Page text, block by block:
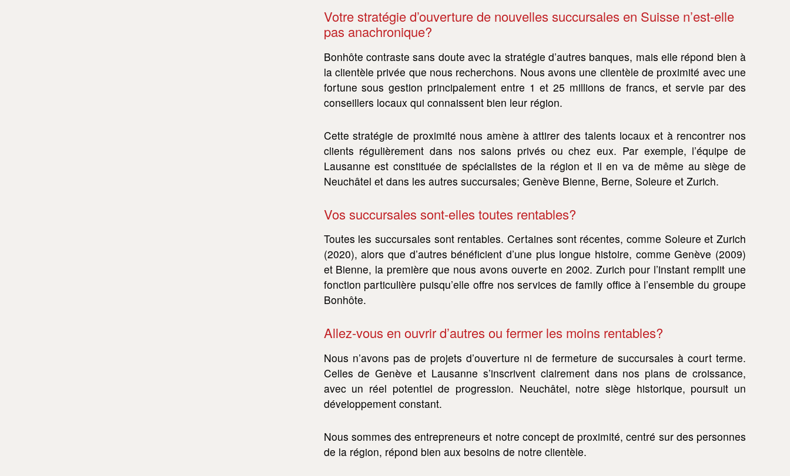
Votre stratégie d’ouverture de nouvelles succursales en Suisse n’est-elle
pas anachronique?
Bonhôte contraste sans doute avec la stratégie d’autres banques, mais elle répond bien à
la clientèle privée que nous recherchons. Nous avons une clientèle de proximité avec une
fortune sous gestion principalement entre 1 et 25 millions de francs, et servie par des
conseillers locaux qui connaissent bien leur région.
Cette stratégie de proximité nous amène à attirer des talents locaux et à rencontrer nos
clients régulièrement dans nos salons privés ou chez eux. Par exemple, l’équipe de
Lausanne est constituée de spécialistes de la région et il en va de même au siège de
Neuchâtel et dans les autres succursales; Genève Bienne, Berne, Soleure et Zurich.
Vos succursales sont-elles toutes rentables?
Toutes les succursales sont rentables. Certaines sont récentes, comme Soleure et Zurich
(2020), alors que d’autres bénéficient d’une plus longue histoire, comme Genève (2009)
et Bienne, la première que nous avons ouverte en 2002. Zurich pour l’instant remplit une
fonction particulière puisqu’elle offre nos services de family office à l’ensemble du groupe
Bonhôte.
Allez-vous en ouvrir d’autres ou fermer les moins rentables?
Nous n’avons pas de projets d’ouverture ni de fermeture de succursales à court terme.
Celles de Genève et Lausanne s’inscrivent clairement dans nos plans de croissance,
avec un réel potentiel de progression. Neuchâtel, notre siège historique, poursuit un
développement constant.
Nous sommes des entrepreneurs et notre concept de proximité, centré sur des personnes
de la région, répond bien aux besoins de notre clientèle.